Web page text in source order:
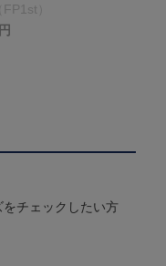
FP1st）
チェックしたい方